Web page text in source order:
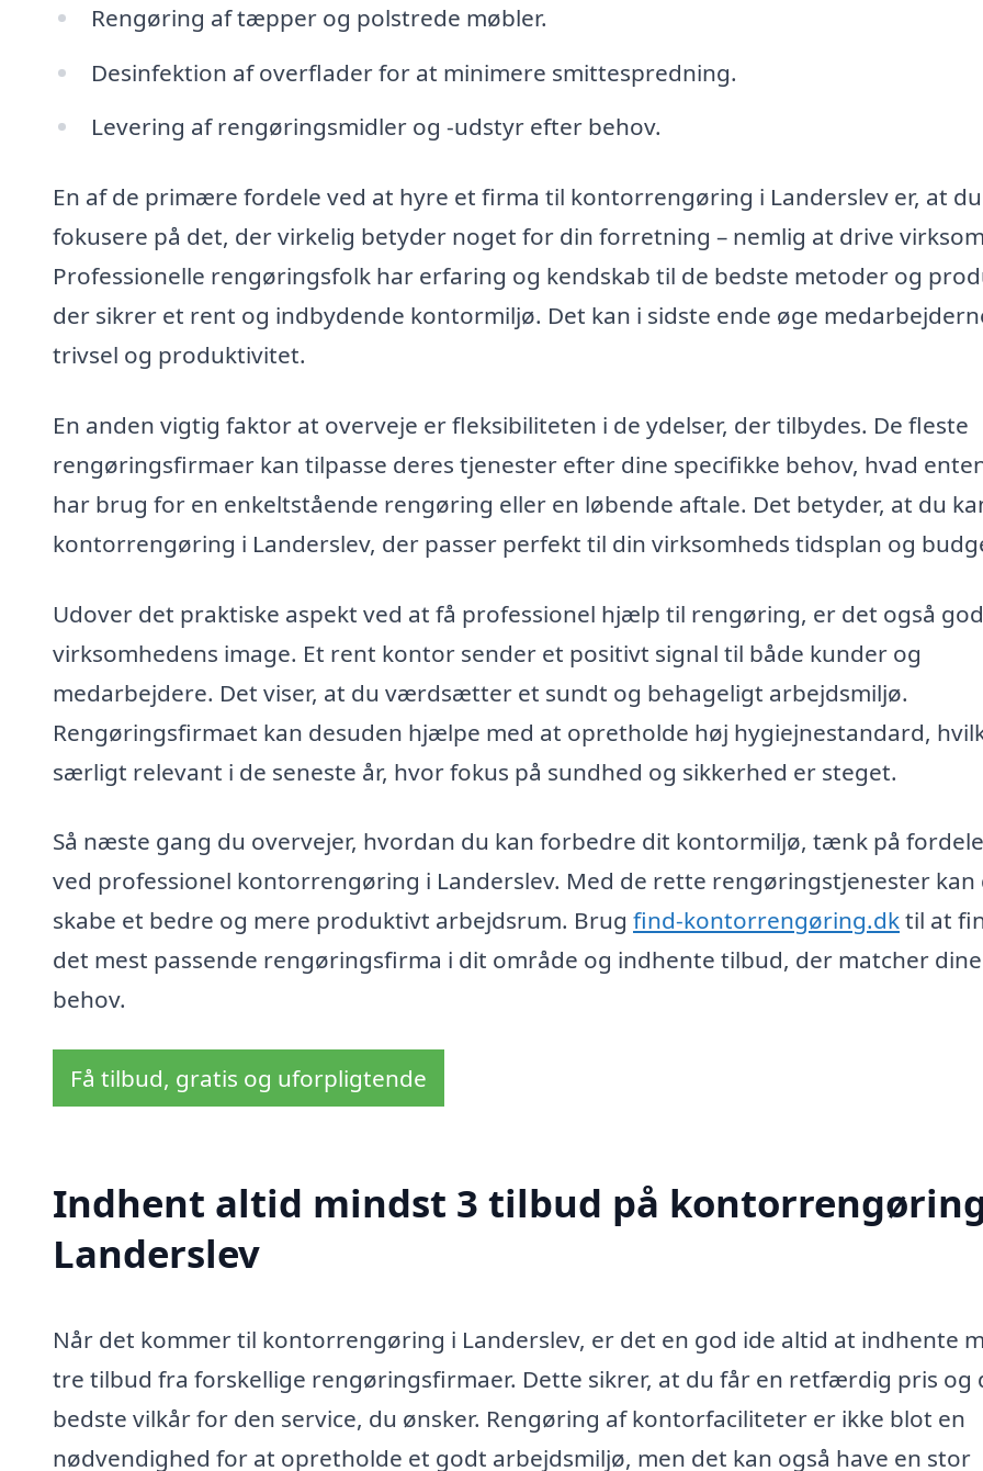
Rengøring af tæpper og polstrede møbler.
Desinfektion af overflader for at minimere smittespredning.
Levering af rengøringsmidler og -udstyr efter behov.
En af de primære fordele ved at hyre et firma til kontorrengøring i Landerslev er, at
fokusere på det, der virkelig betyder noget for din forretning – nemlig at drive
Professionelle rengøringsfolk har erfaring og kendskab til de bedste metoder og
der sikrer et rent og indbydende kontormiljø. Det kan i sidste ende øge
trivsel og produktivitet.
En anden vigtig faktor at overveje er fleksibiliteten i de ydelser, der tilbydes. De fleste
rengøringsfirmaer kan tilpasse deres tjenester efter dine specifikke behov, hvad
har brug for en enkeltstående rengøring eller en løbende aftale. Det betyder, at du
kontorrengøring i Landerslev, der passer perfekt til din virksomheds tidsplan og
Udover det praktiske aspekt ved at få professionel hjælp til rengøring, er det også
virksomhedens image. Et rent kontor sender et positivt signal til både kunder og
medarbejdere. Det viser, at du værdsætter et sundt og behageligt arbejdsmiljø.
Rengøringsfirmaet kan desuden hjælpe med at opretholde høj hygiejnestandard,
særligt relevant i de seneste år, hvor fokus på sundhed og sikkerhed er steget.
Så næste gang du overvejer, hvordan du kan forbedre dit kontormiljø, tænk på
ved professionel kontorrengøring i Landerslev. Med de rette rengøringstjenester kan
skabe et bedre og mere produktivt arbejdsrum. Brug find-kontorrengøring.dktil at
det mest passende rengøringsfirma i dit område og indhente tilbud, der matcher dine
behov.
Få tilbud, gratis og uforpligtende
Indhent altid mindst 3 tilbud på
Landerslev
Når det kommer til kontorrengøring i Landerslev, er det en god ide altid at indhente
tre tilbud fra forskellige rengøringsfirmaer. Dette sikrer, at du får en retfærdig pris og
bedste vilkår for den service, du ønsker. Rengøring af kontorfaciliteter er ikke blot en
nødvendighed for at opretholde et godt arbejdsmiljø, men det kan også have en stor